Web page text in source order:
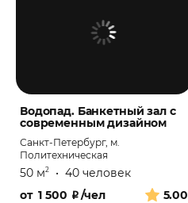
Водопад. Банкетный зал с
современным дизайном
Санкт-Петербург, м.
Политехническая
50 м2 • 40 человек
5.00
от1 500 ₽/чел